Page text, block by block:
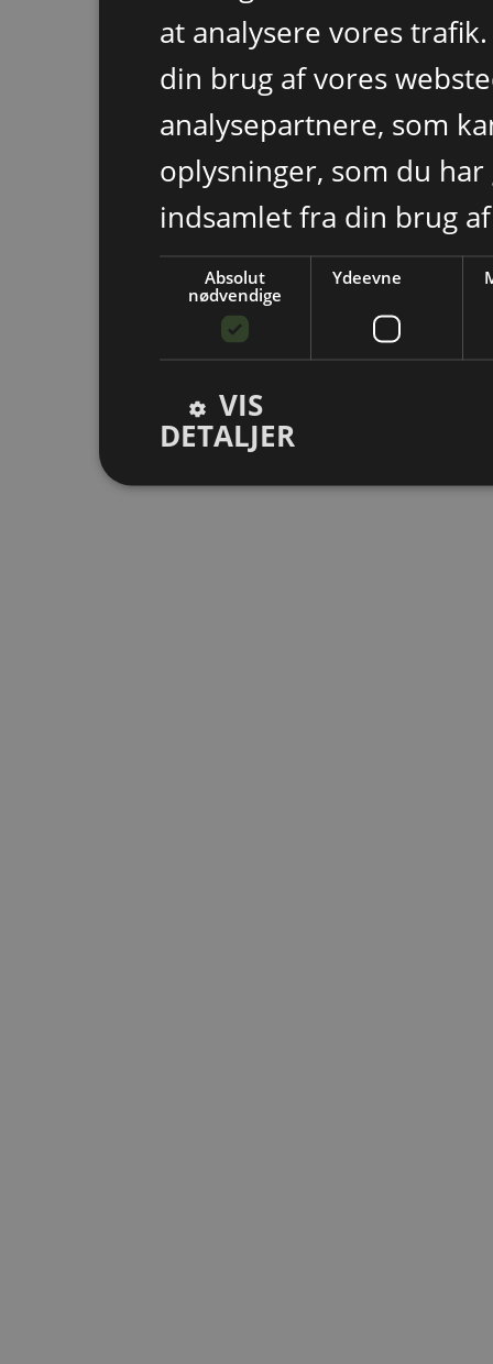
at analysere vores
din brug af vores
analysepartnere, som
oplysninger, som du
indsamlet fra din brug
Absolut
nødvendige
Ydeevne
VIS
DETALJER